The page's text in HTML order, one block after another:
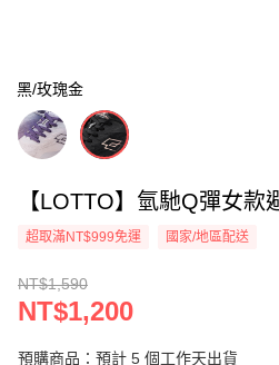
黑/玫瑰金
【LOTTO】氫馳Q彈女
超取滿NT$999免運 國家/地區配送
NT$1,590
NT$1,200
預購商品：預計 5 個工作天出貨